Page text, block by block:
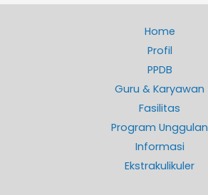
Home
Profil
PPDB
Guru & Karyawan
Fasilitas
Program Unggulan
Informasi
Ekstrakulikuler